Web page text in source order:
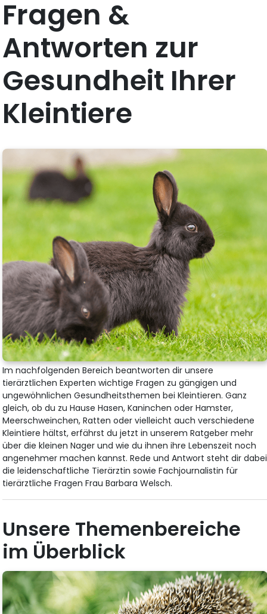
Fragen &
Antworten zur
Gesundheit Ihrer
Kleintiere
Im nachfolgenden Bereich beantworten dir unsere
tierärztlichen Experten wichtige Fragen zu gängigen und
ungewöhnlichen Gesundheitsthemen bei Kleintieren. Ganz
gleich, ob du zu Hause Hasen, Kaninchen oder Hamster,
Meerschweinchen, Ratten oder vielleicht auch verschiedene
Kleintiere hältst, erfährst du jetzt in unserem Ratgeber mehr
über die kleinen Nager und wie du ihnen ihre Lebenszeit noch
angenehmer machen kannst. Rede und Antwort steht dir dabei
die leidenschaftliche Tierärztin sowie Fachjournalistin für
tierärztliche Fragen Frau Barbara Welsch.
Unsere Themenbereiche
im Überblick